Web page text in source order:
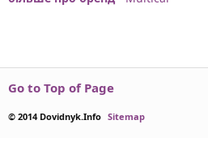
Go to Top of Page
© 2014 Dovidnyk.Info Sitemap